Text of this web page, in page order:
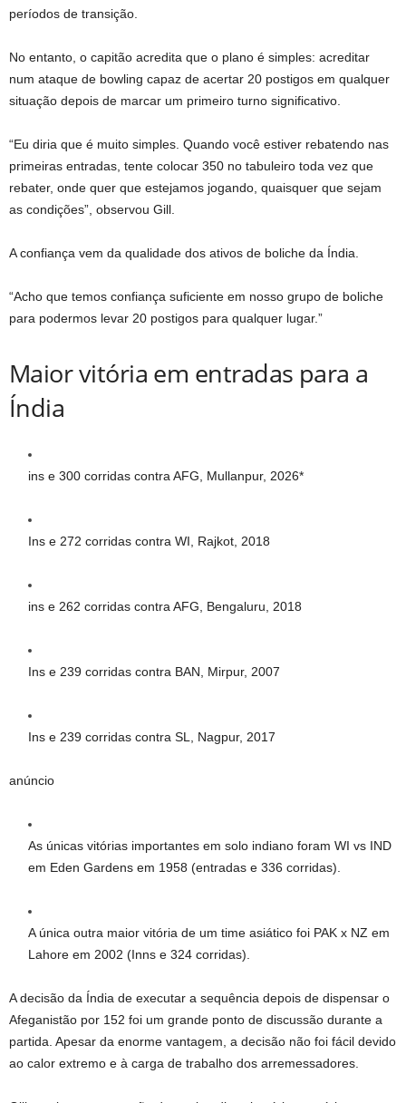
períodos de transição.
No entanto, o capitão acredita que o plano é simples: acreditar
num ataque de bowling capaz de acertar 20 postigos em qualquer
situação depois de marcar um primeiro turno significativo.
“Eu diria que é muito simples. Quando você estiver rebatendo nas
primeiras entradas, tente colocar 350 no tabuleiro toda vez que
rebater, onde quer que estejamos jogando, quaisquer que sejam
as condições”, observou Gill.
A confiança vem da qualidade dos ativos de boliche da Índia.
“Acho que temos confiança suficiente em nosso grupo de boliche
para podermos levar 20 postigos para qualquer lugar.”
Maior vitória em entradas para a
Índia
ins e 300 corridas contra AFG, Mullanpur, 2026*
Ins e 272 corridas contra WI, Rajkot, 2018
ins e 262 corridas contra AFG, Bengaluru, 2018
Ins e 239 corridas contra BAN, Mirpur, 2007
Ins e 239 corridas contra SL, Nagpur, 2017
anúncio
As únicas vitórias importantes em solo indiano foram WI vs IND
em Eden Gardens em 1958 (entradas e 336 corridas).
A única outra maior vitória de um time asiático foi PAK x NZ em
Lahore em 2002 (Inns e 324 corridas).
A decisão da Índia de executar a sequência depois de dispensar o
Afeganistão por 152 foi um grande ponto de discussão durante a
partida. Apesar da enorme vantagem, a decisão não foi fácil devido
ao calor extremo e à carga de trabalho dos arremessadores.